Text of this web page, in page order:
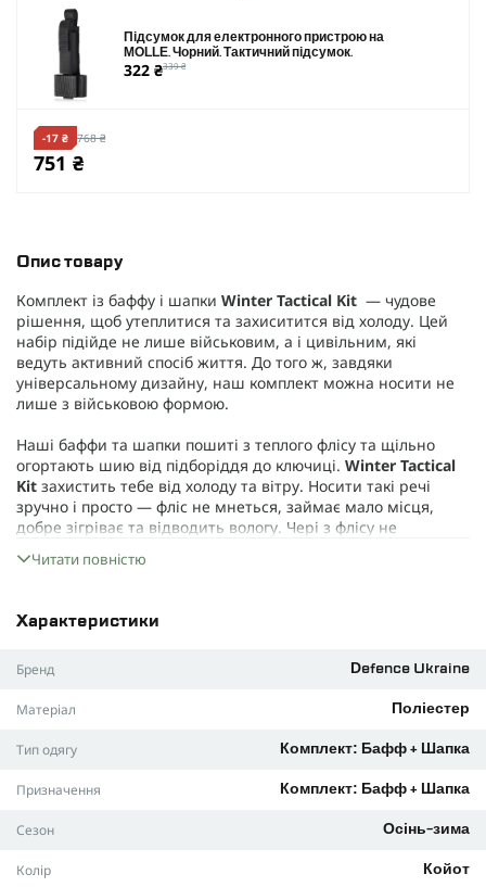
Опис товару
Комплект із баффу і шапки Winter Tactical Kit — чудове
рішення, щоб утеплитися та захиситится від холоду. Цей
набір підійде не лише військовим, а і цивільним, які
ведуть активний спосіб життя. До того ж, завдяки
універсальному дизайну, наш комплект можна носити не
лише з військовою формою.
Наші баффи та шапки пошиті з теплого флісу та щільно
огортають шию від підборіддя до ключиці. Winter Tactical
Kit захистить тебе від холоду та вітру. Носити такі речі
зручно і просто — фліс не мнеться, займає мало місця,
добре зігріває та відводить вологу. Чері з флісу не
швидко сохнуть.
Матеріал
характеристикам легендарному Polartec. Цей матеріал
голова не впріють.
Фліс не боїться бактерій, дуже добре тягнеться та не
швидко висихає та не втрачає своїх властивостей після
Читати повністю
Характеристики
Бренд Defence Ukraine
Матеріал Поліестер
Тип одягу Комплект: Бафф + Шапка
Призначення Комплект: Бафф + Шапка
Сезон Осінь-зима
Колір Койот
Підсумок для електронного пристрою на
MOLLE. Чорний. Тактичний підсумок.
322 ₴339 ₴
-17 ₴ 768 ₴
751 ₴